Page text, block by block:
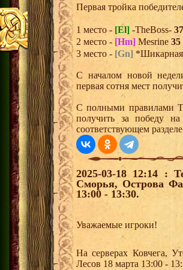
Первая тройка
1 место - [El] -TheBoss- 37
2 место - [Hm] Mesrine 35
3 место - [Gn] *Шикарная
С началом новой
первая сотня мест
С полными правилами
получить за победу
соответствующем
2025-03-18 12:14 :
Сморья, Острова
13:00 - 13:30.
Уважаемые игроки!
На серверах Ковчега,
Лесов 18 марта 13:00 -